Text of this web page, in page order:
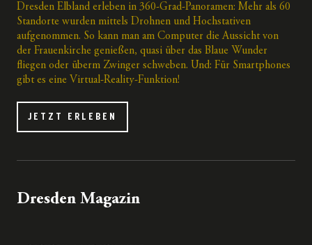
Dresden Elbland erleben in 360-Grad-Panoramen: Mehr als 60
Standorte wurden mittels Drohnen und Hochstativen
aufgenommen. So kann man am Computer die Aussicht von
der Frauenkirche genießen, quasi über das Blaue Wunder
fliegen oder überm Zwinger schweben. Und: Für Smartphones
gibt es eine Virtual-Reality-Funktion!
JETZT ERLEBEN
Dresden Magazin